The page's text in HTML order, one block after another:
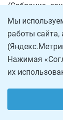
(Собрание
2001, N 17,
заменить
Мы
работы сайта,
Нажимая
их